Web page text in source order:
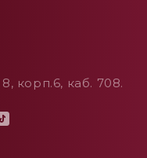
корп.6, каб. 708.